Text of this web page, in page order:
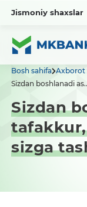
Jismoniy shaxslar
Bosh sahifa Axborot
Sizdan boshlanadi
Sizdan
sizga